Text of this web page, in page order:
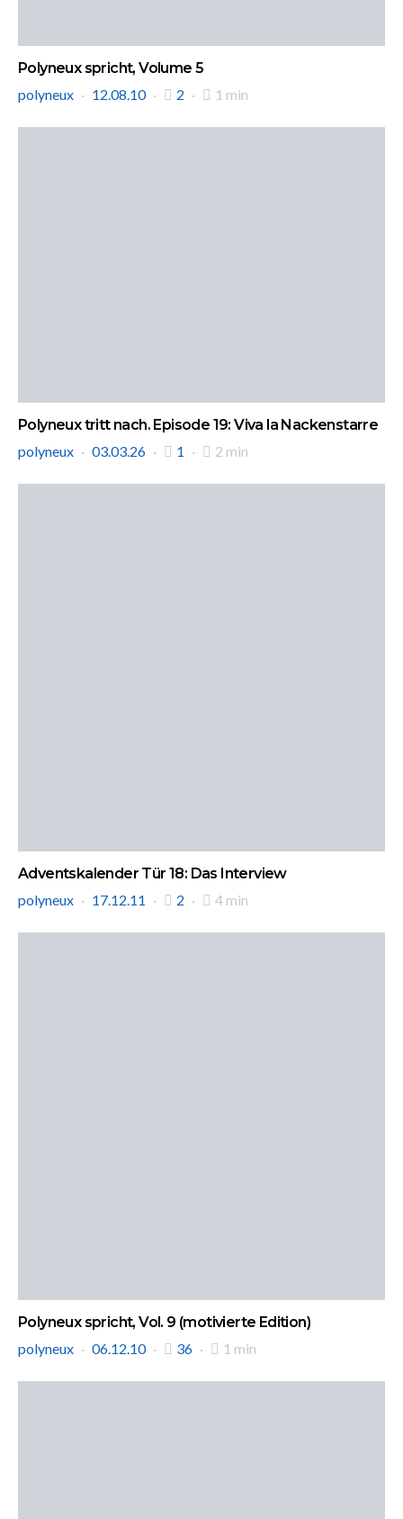
Polyneux spricht, Volume 5
polyneux
12.08.10 2 1 min
Polyneux tritt nach. Episode 19: Viva la Nackenstarre
polyneux
03.03.26 1 2 min
Adventskalender Tür 18: Das Interview
polyneux
17.12.11 2 4 min
Polyneux spricht, Vol. 9 (motivierte Edition)
polyneux
06.12.10 36 1 min